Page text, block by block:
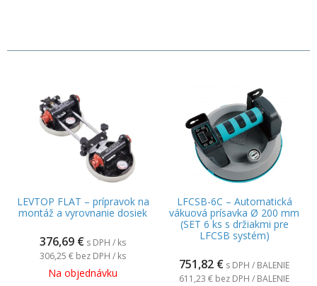
LEVTOP FLAT – prípravok na
montáž a vyrovnanie dosiek
376,69 € s DPH / ks
306,25 € bez DPH / ks
Na objednávku
LFCSB-6C – Automatická
vákuová prísavka Ø 200 mm
(SET 6 ks s držiakmi pre
LFCSB systém)
751,82 € s DPH / BALENIE
611,23 € bez DPH / BALENIE